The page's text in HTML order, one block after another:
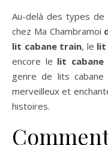
Au-delà des types
chez Ma Chambramoi
lit cabane train, le lit
encore le lit cabane
genre de lits
merveilleux et
histoires.